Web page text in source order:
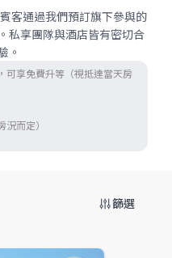
客通過我們預訂旗下參與的
私享團隊與酒店皆有密切合
。
可享免費升等（視抵達當天房
而定）
篩選